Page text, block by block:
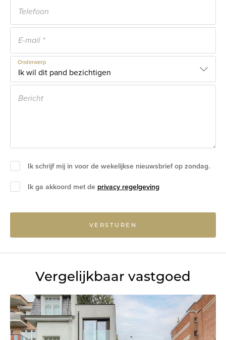
Onderwerp
Ik schrijf mij in voor de wekelijkse nieuwsbrief op zondag.
Ik ga akkoord met de privacy regelgeving
VERSTUREN
Vergelijkbaar vastgoed